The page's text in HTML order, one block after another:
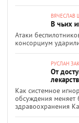
ВЯЧЕСЛАВ
В чьих
Атаки
консорциум
РУСЛАН
От
Как системное
обсуждения меняет
здравоохранения